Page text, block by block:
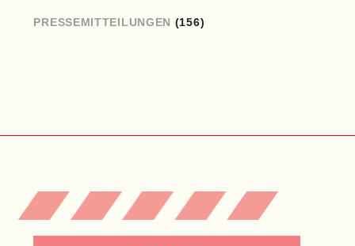
PRESSEMITTEILUNGEN (156)